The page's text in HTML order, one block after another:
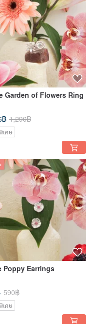
Garden of Flowers Ring
฿ 1,290฿
เศษ
Poppy Earrings
590฿
เศษ